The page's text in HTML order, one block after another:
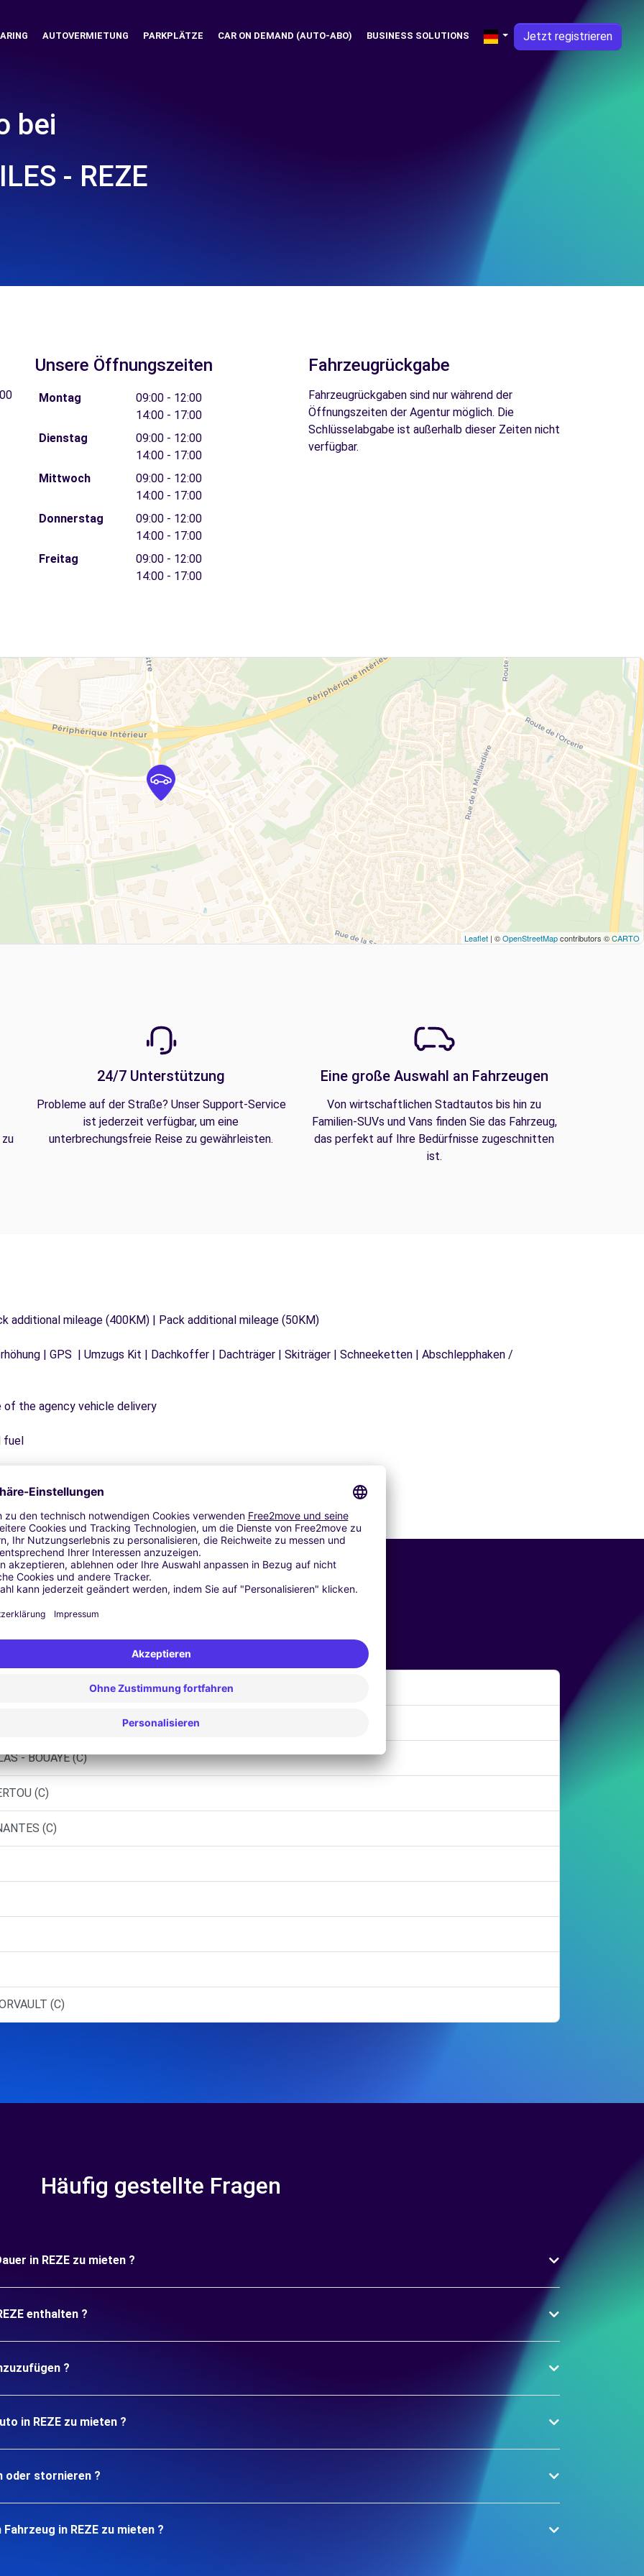
AUTOVERMIETUNG PARKPLÄTZE CAR ON DEMAND (AUTO-ABO) BUSINESS SOLUTIONS Jetzt registrieren
bei
- REZE
Unsere Öffnungszeiten
Montag
09:00 - 12:00
14:00 - 17:00
Dienstag
09:00 - 12:00
14:00 - 17:00
Mittwoch
09:00 - 12:00
14:00 - 17:00
Donnerstag
09:00 - 12:00
14:00 - 17:00
Freitag
09:00 - 12:00
14:00 - 17:00
Fahrzeugrückgabe
Fahrzeugrückgaben sind nur während der
Öffnungszeiten der Agentur möglich. Die
Schlüsselabgabe ist außerhalb dieser Zeiten nicht
verfügbar.
Leaflet | ©OpenStreetMapcontributors ©CARTO
24/7 Unterstützung
Probleme auf der Straße? Unser Support-Service
ist jederzeit verfügbar, um eine
unterbrechungsfreie Reise zu gewährleisten.
Eine große Auswahl an Fahrzeugen
Von wirtschaftlichen Stadtautos bis hin zu
Familien-SUVs und Vans finden Sie das Fahrzeug,
das perfekt auf Ihre Bedürfnisse zugeschnitten
ist.
additional mileage (400KM) | Pack additional mileage (50KM)
| GPS | Umzugs Kit | Dachkoffer | Dachträger | Skiträger | Schneeketten | Abschlepphaken /
the agency vehicle delivery
fuel
Ähnliche Agenturen
- BOUAYE (C)
(C)
(C)
(C)
Häufig gestellte Fragen
in REZE zu mieten ?
enthalten ?
?
in REZE zu mieten ?
oder stornieren ?
in REZE zu mieten ?